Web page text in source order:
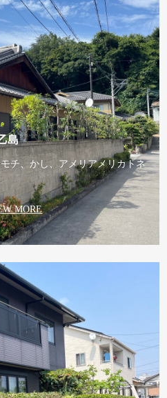
島
チ、かし、アメリアメリカトネ
MORE